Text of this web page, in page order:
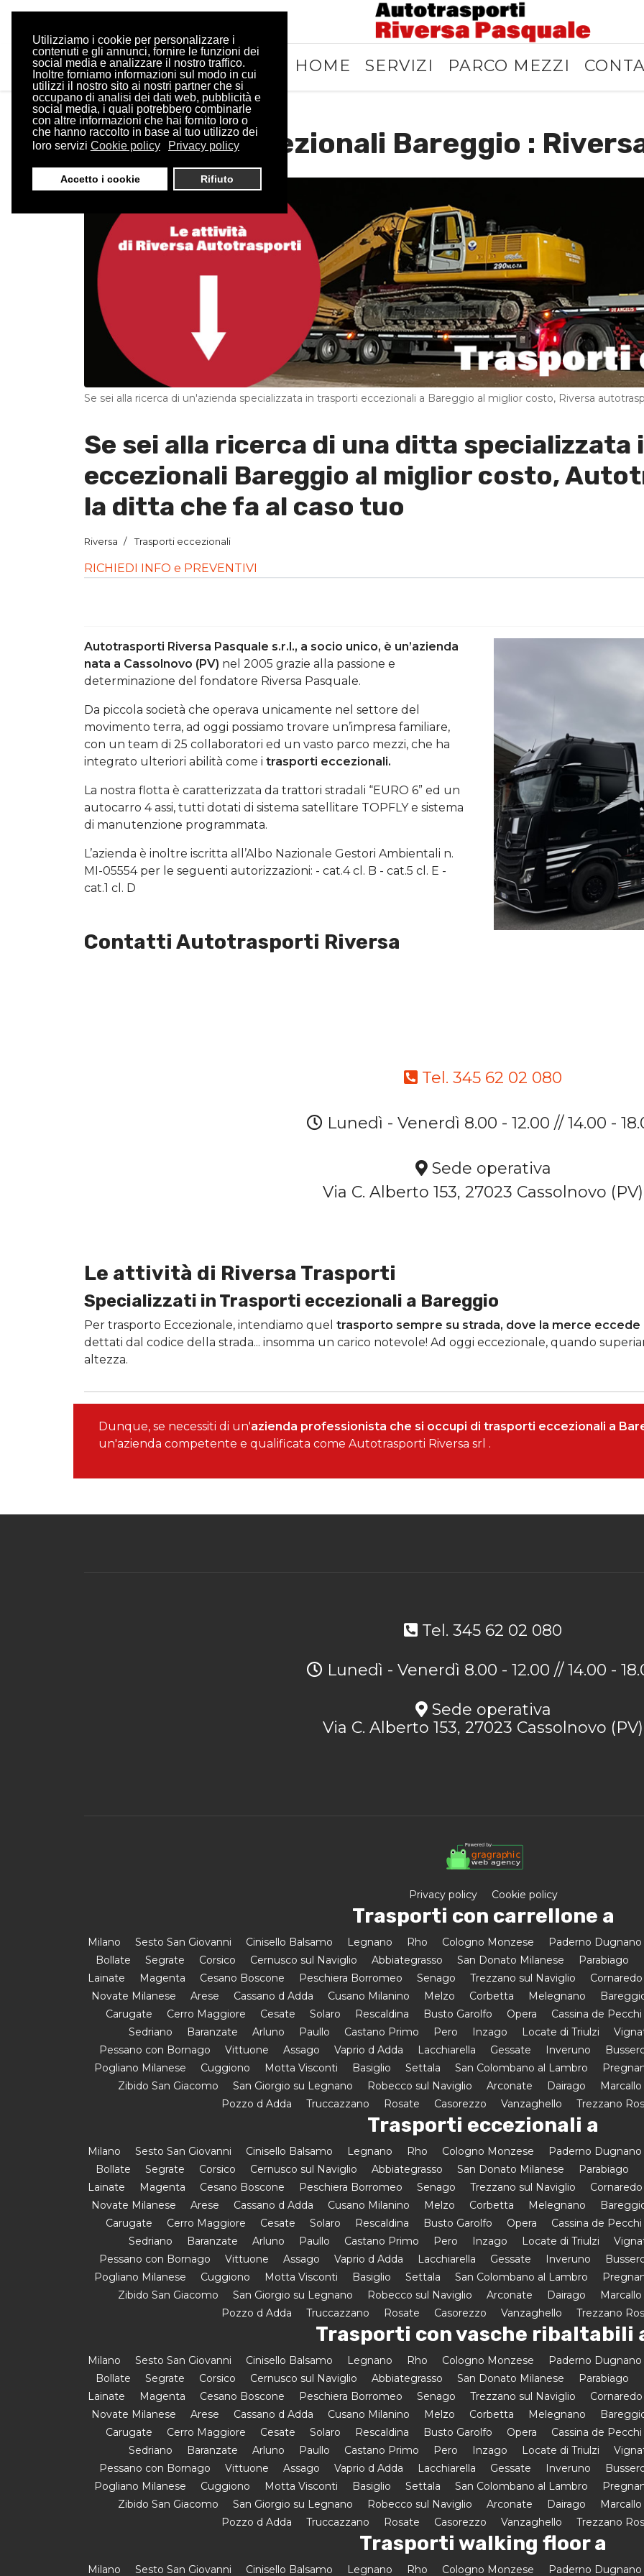
Utilizziamo i cookie per personalizzare i
contenuti e gli annunci, fornire le funzioni dei
social media e analizzare il nostro traffico.
Inoltre forniamo informazioni sul modo in cui
utilizzi il nostro sito ai nostri partner che si
occupano di analisi dei dati web, pubblicità e
social media, i quali potrebbero combinarle
con altre informazioni che hai fornito loro o
che hanno raccolto in base al tuo utilizzo dei
loro servizi Cookie policy Privacy policy
Accetto i cookie Rifiuto
HOME SERVIZI PARCO MEZZI
Trasporti Eccezionali Bareggio :
Se sei alla ricerca di un'azienda specializzata in trasporti eccezionali a Bareggio al miglior costo, Riversa
Se sei alla ricerca di una ditta
eccezionali Bareggio al miglior costo,
la ditta che fa al caso tuo
Riversa Trasporti eccezionali
RICHIEDI INFO e PREVENTIVI
Autotrasporti Riversa Pasquale s.r.l., a socio unico, è un’azienda
nata a Cassolnovo (PV) nel 2005 grazie alla passione e
determinazione del fondatore Riversa Pasquale.
Da piccola società che operava unicamente nel settore del
movimento terra, ad oggi possiamo trovare un’impresa familiare,
con un team di 25 collaboratori ed un vasto parco mezzi, che ha
integrato ulteriori abilità come i trasporti eccezionali.
La nostra flotta è caratterizzata da trattori stradali “EURO 6” ed un
autocarro 4 assi, tutti dotati di sistema satellitare TOPFLY e sistema
di manutenzione programmata.
L’azienda è inoltre iscritta all’Albo Nazionale Gestori Ambientali n.
MI-05554 per le seguenti autorizzazioni: - cat.4 cl. B - cat.5 cl. E -
cat.1 cl. D
Contatti Autotrasporti Riversa
Tel. 345 62 02 080
Lunedì - Venerdì 8.00 - 12.00 // 14.00 -
Sede operativa
Via C. Alberto 153, 27023 Cassolnovo (PV)
Le attività di Riversa Trasporti
Specializzati in Trasporti eccezionali a Bareggio
Per trasporto Eccezionale, intendiamo quel trasporto sempre su strada, dove la merce eccede
dettati dal codice della strada... insomma un carico notevole! Ad oggi eccezionale, quando
altezza.
Dunque, se necessiti di un'azienda professionista che si occupi di trasporti eccezionali a
un'azienda competente e qualificata come Autotrasporti Riversa srl .
Tel. 345 62 02 080
Lunedì - Venerdì 8.00 - 12.00 // 14.00 -
Sede operativa
Via C. Alberto 153, 27023 Cassolnovo (PV)
Privacy policy Cookie policy
Trasporti con carrellone a
Milano Sesto San Giovanni Cinisello Balsamo Legnano Rho Cologno Monzese
Paderno Dugnano
Bollate
Segrate Corsico Cernusco sul Naviglio Abbiategrasso San Donato Milanese Parabiago
Lainate
Magenta Cesano Boscone Peschiera Borromeo Senago Trezzano sul Naviglio
Cornaredo
Novate Milanese
Arese Cassano d Adda Cusano Milanino Melzo Corbetta Melegnano
Carugate
Cerro Maggiore Cesate Solaro Rescaldina Busto Garolfo Opera
Cassina de Pecchi
Sedriano
Baranzate Arluno Paullo Castano Primo Pero Inzago Locate di Triulzi
Pessano con Bornago
Vittuone Assago Vaprio d Adda Lacchiarella Gessate Inveruno
Pogliano Milanese
Cuggiono Motta Visconti Basiglio Settala San Colombano al Lambro
Zibido San Giacomo
San Giorgio su Legnano Robecco sul Naviglio Arconate Dairago
Pozzo d Adda
Truccazzano Rosate Casorezzo Vanzaghello Trezzano
Trasporti eccezionali a
Milano Sesto San Giovanni Cinisello Balsamo Legnano Rho Cologno Monzese
Paderno Dugnano
Bollate
Segrate Corsico Cernusco sul Naviglio Abbiategrasso San Donato Milanese Parabiago
Lainate
Magenta Cesano Boscone Peschiera Borromeo Senago Trezzano sul Naviglio
Cornaredo
Novate Milanese
Arese Cassano d Adda Cusano Milanino Melzo Corbetta Melegnano
Carugate
Cerro Maggiore Cesate Solaro Rescaldina Busto Garolfo Opera
Cassina de Pecchi
Sedriano
Baranzate Arluno Paullo Castano Primo Pero Inzago Locate di Triulzi
Pessano con Bornago
Vittuone Assago Vaprio d Adda Lacchiarella Gessate Inveruno
Pogliano Milanese
Cuggiono Motta Visconti Basiglio Settala San Colombano al Lambro
Zibido San Giacomo
San Giorgio su Legnano Robecco sul Naviglio Arconate Dairago
Pozzo d Adda
Truccazzano Rosate Casorezzo Vanzaghello Trezzano
Trasporti con vasche ribaltabili
Milano Sesto San Giovanni Cinisello Balsamo Legnano Rho Cologno Monzese
Paderno Dugnano
Bollate
Segrate Corsico Cernusco sul Naviglio Abbiategrasso San Donato Milanese Parabiago
Lainate
Magenta Cesano Boscone Peschiera Borromeo Senago Trezzano sul Naviglio
Cornaredo
Novate Milanese
Arese Cassano d Adda Cusano Milanino Melzo Corbetta Melegnano
Carugate
Cerro Maggiore Cesate Solaro Rescaldina Busto Garolfo Opera
Cassina de Pecchi
Sedriano
Baranzate Arluno Paullo Castano Primo Pero Inzago Locate di Triulzi
Pessano con Bornago
Vittuone Assago Vaprio d Adda Lacchiarella Gessate Inveruno
Pogliano Milanese
Cuggiono Motta Visconti Basiglio Settala San Colombano al Lambro
Zibido San Giacomo
San Giorgio su Legnano Robecco sul Naviglio Arconate Dairago
Pozzo d Adda
Truccazzano Rosate Casorezzo Vanzaghello Trezzano
Trasporti walking floor a
Milano Sesto San Giovanni Cinisello Balsamo Legnano Rho Cologno Monzese Paderno Dugnano